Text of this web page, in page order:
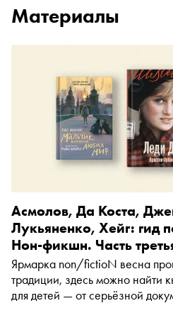
Материалы
Асмолов, Да Коста,
Лукьяненко, Хейг: гид
Нон-фикшн. Часть
Ярмарка non/fictioN весна
традиции, здесь можно найти
для детей — от серьёзной